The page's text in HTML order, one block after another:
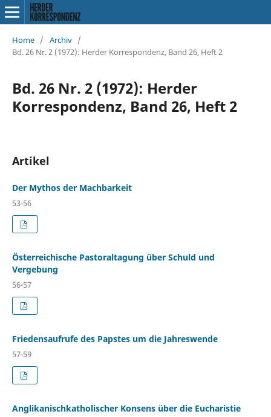
Home / Archiv /
Bd. 26 Nr. 2 (1972): Herder Korrespondenz, Band 26, Heft 2
Bd. 26 Nr. 2 (1972): Herder
Korrespondenz, Band 26, Heft 2
Artikel
Der Mythos der Machbarkeit
53-56
Österreichische Pastoraltagung über Schuld und
Vergebung
56-57
Friedensaufrufe des Papstes um die Jahreswende
57-59
Anglikanischkatholischer Konsens über die Eucharistie